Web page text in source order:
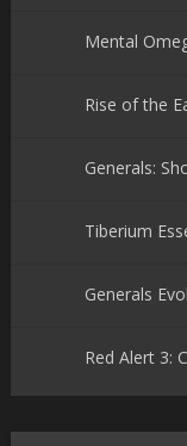
Mental
Rise of the
Generals:
Tiberium
Generals
Red Alert 3: